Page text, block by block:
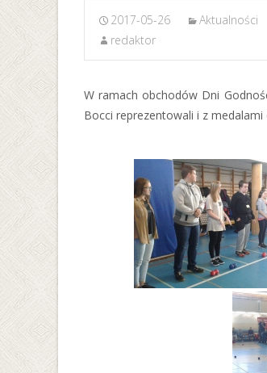
2017-05-26 Aktualności
redaktor
W ramach obchodów Dni
Bocci reprezentowali i z